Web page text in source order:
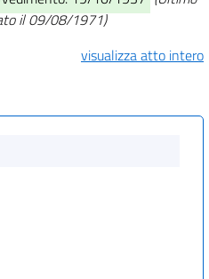
il 09/08/1971)
visualizza atto intero